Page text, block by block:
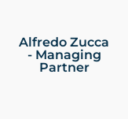
Alfredo Zucca
- Managing
Partner